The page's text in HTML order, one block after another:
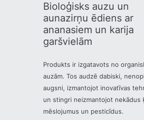
Bioloģisks auzu un
aunazirņu ēdiens ar
ananasiem un karija
garšvielām
Produkts ir izgatavots no
auzām. Tos audzē dabiski,
augsni, izmantojot inovatīvas
un stingri neizmantojot nekādus
mēslojumus un pesticīdus.